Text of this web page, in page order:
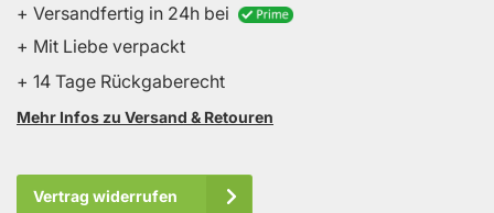
+ Versandfertig in 24h bei
+ Mit Liebe verpackt
+ 14 Tage Rückgaberecht
Mehr Infos zu Versand & Retouren
Vertrag widerrufen